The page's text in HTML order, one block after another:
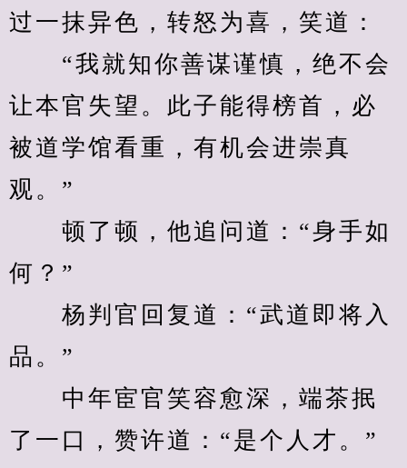
过一抹异色，转怒为喜，笑道：
“我就知你善谋谨慎，绝不会
让本官失望。此子能得榜首，必
被道学馆看重，有机会进崇真
观。”
顿了顿，他追问道：“身手如
何？”
杨判官回复道：“武道即将入
品。”
中年宦官笑容愈深，端茶抿
了一口，赞许道：“是个人才。”